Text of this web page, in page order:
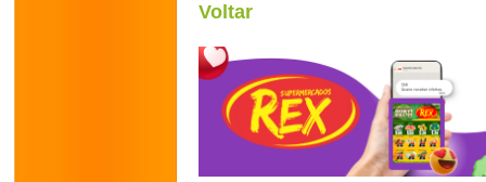
Voltar